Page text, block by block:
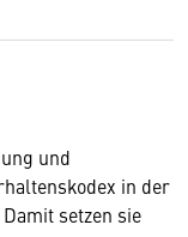
und
in der
setzen sie